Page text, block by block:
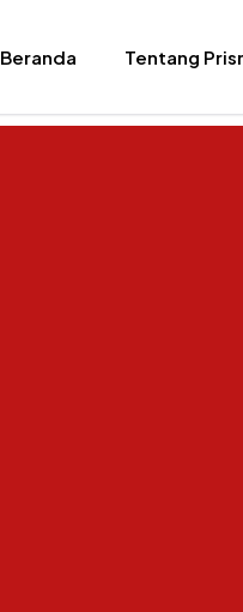
Beranda Tentang